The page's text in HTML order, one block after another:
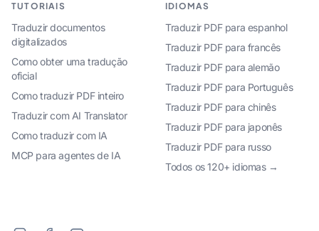
TUTORIAIS
Traduzir documentos
digitalizados
Como obter uma tradução
oficial
Como traduzir PDF inteiro
Traduzir com AI Translator
Como traduzir com IA
MCP para agentes de IA
IDIOMAS
Traduzir PDF para espanhol
Traduzir PDF para francês
Traduzir PDF para alemão
Traduzir PDF para Português
Traduzir PDF para chinês
Traduzir PDF para japonês
Traduzir PDF para russo
Todos os 120+ idiomas →